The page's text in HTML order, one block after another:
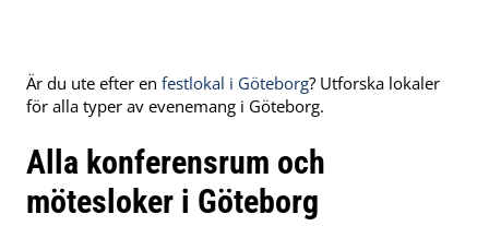
Är du ute efter en festlokal i Göteborg? Utforska lokaler
för alla typer av evenemang i Göteborg.
Alla konferensrum och
mötesloker i Göteborg